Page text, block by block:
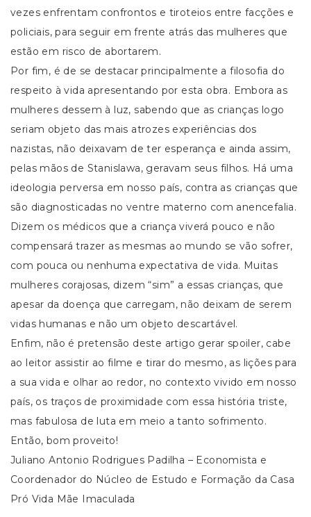
vezes enfrentam confrontos e tiroteios entre facções e
policiais, para seguir em frente atrás das mulheres que
estão em risco de abortarem.
Por fim, é de se destacar principalmente a filosofia do
respeito à vida apresentando por esta obra. Embora as
mulheres dessem à luz, sabendo que as crianças logo
seriam objeto das mais atrozes experiências dos
nazistas, não deixavam de ter esperança e ainda assim,
pelas mãos de Stanislawa, geravam seus filhos. Há uma
ideologia perversa em nosso país, contra as crianças que
são diagnosticadas no ventre materno com anencefalia.
Dizem os médicos que a criança viverá pouco e não
compensará trazer as mesmas ao mundo se vão sofrer,
com pouca ou nenhuma expectativa de vida. Muitas
mulheres corajosas, dizem “sim” a essas crianças, que
apesar da doença que carregam, não deixam de serem
vidas humanas e não um objeto descartável.
Enfim, não é pretensão deste artigo gerar spoiler, cabe
ao leitor assistir ao filme e tirar do mesmo, as lições para
a sua vida e olhar ao redor, no contexto vivido em nosso
país, os traços de proximidade com essa história triste,
mas fabulosa de luta em meio a tanto sofrimento.
Então, bom proveito!
Juliano Antonio Rodrigues Padilha – Economista e
Coordenador do Núcleo de Estudo e Formação da Casa
Pró Vida Mãe Imaculada